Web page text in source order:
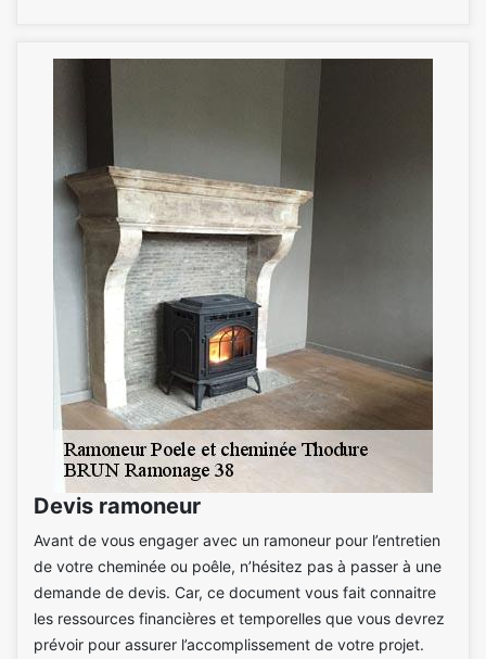
Devis ramoneur
Avant de vous engager avec un ramoneur pour l’entretien
de votre cheminée ou poêle, n’hésitez pas à passer à une
demande de devis. Car, ce document vous fait connaitre
les ressources financières et temporelles que vous devrez
prévoir pour assurer l’accomplissement de votre projet.